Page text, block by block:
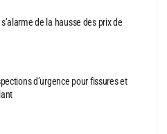
de la hausse des prix de
d’urgence pour fissures et